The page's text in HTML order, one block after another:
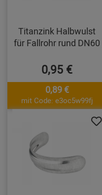
Titanzink Halbwulst
für Fallrohr rund DN60
0,95 €
0,89 €
mit Code: e3oc5w99fj